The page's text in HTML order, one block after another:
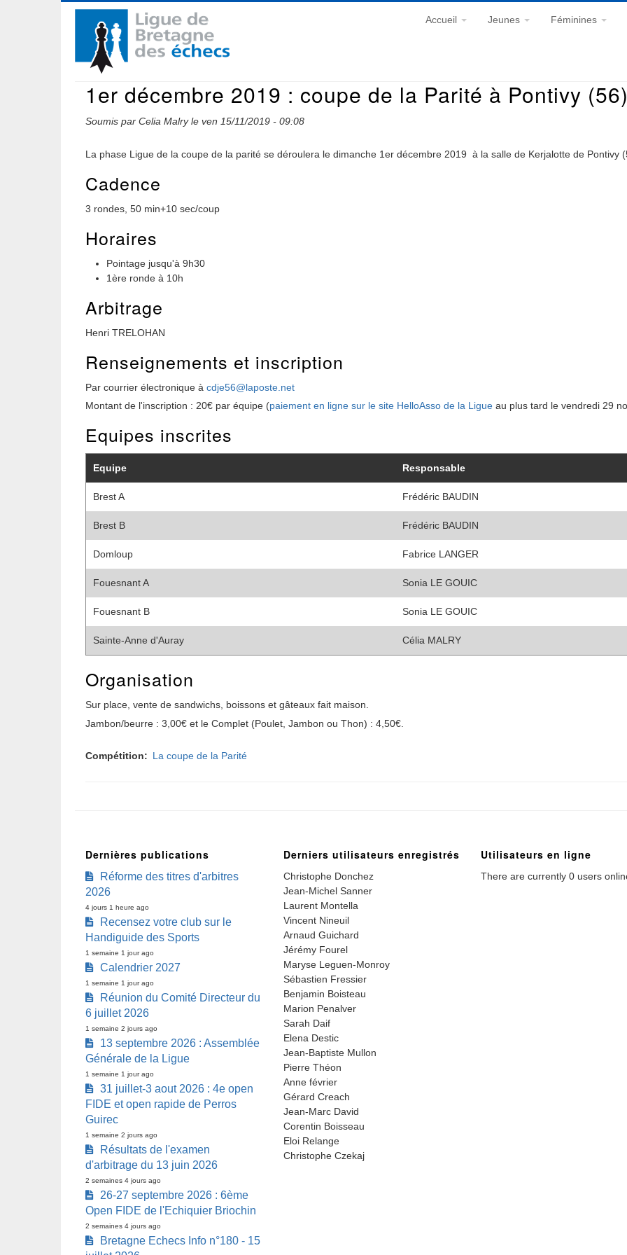
Navigation
principale
Accueil Jeunes Féminines
1er décembre 2019 : coupe de la Parité à Pontivy (56)
Soumis par Celia Malryle ven 15/11/2019 - 09:08
La phase Ligue de la coupe de la parité se déroulera le dimanche 1er décembre 2019 à la salle de Kerjalotte de Pontivy
Cadence
3 rondes, 50 min+10 sec/coup
Horaires
Pointage jusqu'à 9h30
1ère ronde à 10h
Arbitrage
Henri TRELOHAN
Renseignements et inscription
Par courrier électronique à cdje56@laposte.net
Montant de l'inscription : 20€ par équipe (paiement en ligne sur le site HelloAsso de la Ligue au plus tard le vendredi 29
Equipes inscrites
Equipe Responsable
Brest A Frédéric BAUDIN
Brest B Frédéric BAUDIN
Domloup Fabrice LANGER
Fouesnant A Sonia LE GOUIC
Fouesnant B Sonia LE GOUIC
Sainte-Anne d'Auray Célia MALRY
Organisation
Sur place, vente de sandwichs, boissons et gâteaux fait maison.
Jambon/beurre : 3,00€ et le Complet (Poulet, Jambon ou Thon) : 4,50€.
Compétition La coupe de la Parité
Dernières publications
Réforme des titres d'arbitres
2026
4 jours 1 heure ago
Recensez votre club sur le
Handiguide des Sports
1 semaine 1 jour ago
Calendrier 2027
1 semaine 1 jour ago
Réunion du Comité Directeur du
6 juillet 2026
1 semaine 2 jours ago
13 septembre 2026 : Assemblée
Générale de la Ligue
1 semaine 1 jour ago
31 juillet-3 aout 2026 : 4e open
FIDE et open rapide de Perros
Guirec
1 semaine 2 jours ago
Résultats de l'examen
d'arbitrage du 13 juin 2026
2 semaines 4 jours ago
26-27 septembre 2026 : 6ème
Open FIDE de l'Echiquier Briochin
2 semaines 4 jours ago
Bretagne Echecs Info n°180 - 15
Derniers utilisateurs enregistrés
Christophe Donchez
Jean-Michel Sanner
Laurent Montella
Vincent Nineuil
Arnaud Guichard
Jérémy Fourel
Maryse Leguen-Monroy
Sébastien Fressier
Benjamin Boisteau
Marion Penalver
Sarah Daif
Elena Destic
Jean-Baptiste Mullon
Pierre Théon
Anne février
Gérard Creach
Jean-Marc David
Corentin Boisseau
Eloi Relange
Christophe Czekaj
Utilisateurs en ligne
There are currently 0 users